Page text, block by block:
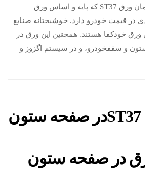
می گیرد. ورق سیاه یا همان ورق ST37 که پایه و اساس ورق
در قیمت خودرو دارد. خوشبختانه صنایع
ورق خودکفا هستند. همچنین این ورق در
و سقفخودرو، و در سیستم اگزوز و
در صفحه ستون